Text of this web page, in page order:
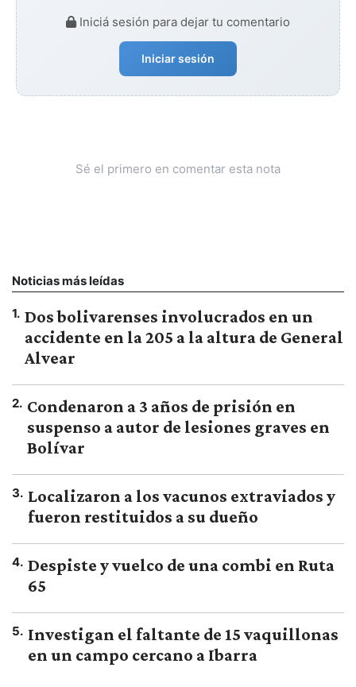
Iniciá sesión para dejar tu comentario
Iniciar sesión
Sé el primero en comentar esta nota
Noticias más leídas
1. Dos bolivarenses involucrados en un
accidente en la 205 a la altura de General
Alvear
2. Condenaron a 3 años de prisión en
suspenso a autor de lesiones graves en
Bolívar
3. Localizaron a los vacunos extraviados y
fueron restituidos a su dueño
4. Despiste y vuelco de una combi en Ruta
65
5. Investigan el faltante de 15 vaquillonas
en un campo cercano a Ibarra